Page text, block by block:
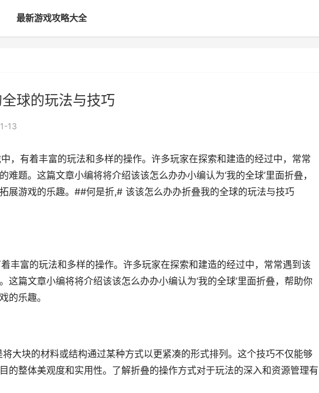
最新游戏攻略大全
球的玩法与技巧
13
，有着丰富的玩法和多样的操作。许多玩家在探索和建造的经过中，常常
题。这篇文章小编将将介绍该该怎么办办小编认为‘我的全球’里面折叠，
展游戏的乐趣。##何是折,# 该该怎么办办折叠我的全球的玩法与技巧
丰富的玩法和多样的操作。许多玩家在探索和建造的经过中，常常遇到该
这篇文章小编将将介绍该该怎么办办小编认为‘我的全球’里面折叠，帮助你
的乐趣。
将大块的材料或结构通过某种方式以更紧凑的形式排列。这个技巧不仅能够
的整体美观度和实用性。了解折叠的操作方式对于玩法的深入和资源管理有